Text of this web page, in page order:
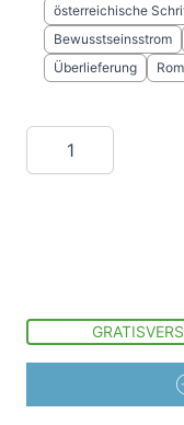
österreichische
Bewusstseinsstrom
Überlieferung
Menge